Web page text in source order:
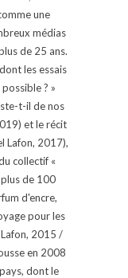
une
médias
de 25 ans.
les essais
? »
t-il de nos
et le récit
Lafon, 2017),
collectif «
de 100
d'encre,
pour les
2015 /
en 2008
dont le